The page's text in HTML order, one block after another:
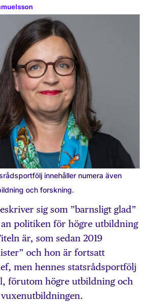
innehåller numera även
och forskning.
sig som ”barnsligt glad”
an politiken för högre utbildning
är, som sedan 2019
och hon är fortsatt
men hennes statsrådsportfölj
förutom högre utbildning och